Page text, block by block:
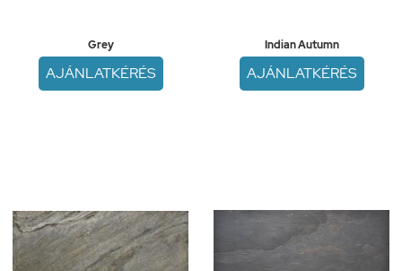
Grey
AJÁNLATKÉRÉS
Indian Autumn
AJÁNLATKÉRÉS